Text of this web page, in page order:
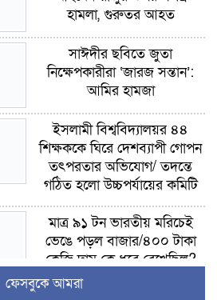
হামলা, গুরুতর আহত
সাঈদীর ছবিতে জুতা
নিক্ষেপকারীরা ‘জারজ সন্তান’:
আমির হামজা
ইসলামী বিশ্ববিদ্যালয়র ৪৪
শিক্ষককে ঘিরে দেশব্যাপী গোপন
তৎপরতার অভিযোগ/ তদন্তে
গঠিত হলো উচ্চপর্যায়ের কমিটি
মাত্র ৯১ টন ভারতীয় মরিচেই
ভেঙে পড়ল বাজার/৪০০ টাকা
কেজি দাম কে ধরে রেখেছিল?
ফেসবুকে আমরা